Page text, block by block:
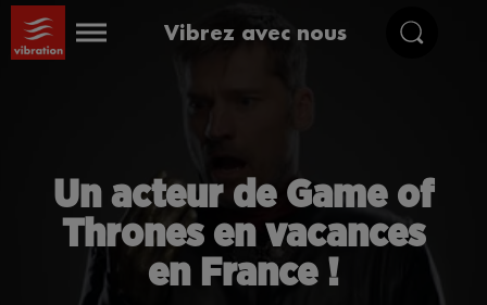
Vibrez avec nous
Un acteur de Game of
Thrones en vacances
en France !